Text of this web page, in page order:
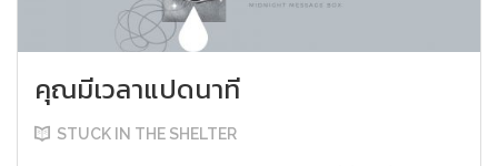
คุณมีเวลาแปดนาที
STUCK IN THE SHELTER